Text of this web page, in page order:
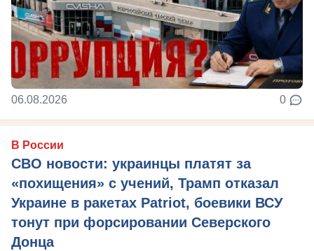
06.08.2026 0
В России
СВО новости: украинцы платят за
«похищения» с учений, Трамп отказал
Украине в ракетах Patriot, боевики ВСУ
тонут при форсировании Северского
Донца